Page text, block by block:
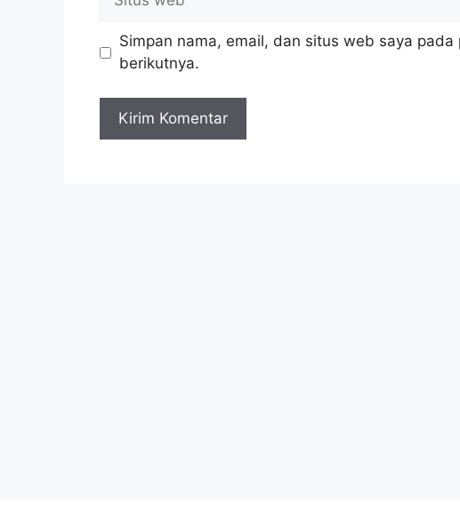
web
Simpan nama, email, dan situs web saya
berikutnya.